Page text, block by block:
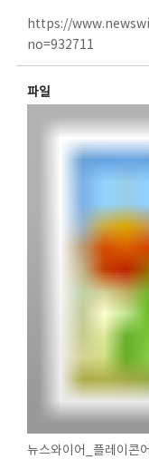
https://
no=932711
파일
뉴스와이어_플레이콘